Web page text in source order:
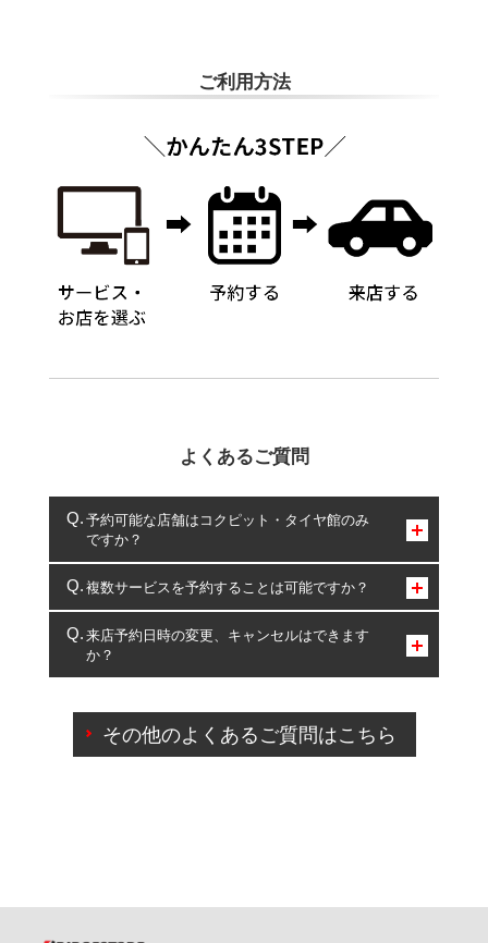
ご利用方法
よくあるご質問
予約可能な店舗はコクピット・タイヤ館のみ
ですか？
コクピット・タイヤ館のみとなります。
複数サービスを予約することは可能ですか？
複数サービスのご予約は可能です。
一部の商品・サービスの組み合わせに限り、同時にご予約が
出来ないものもございます。
来店予約日時の変更、キャンセルはできます
か？
ご来店予約日の3営業日前を過ぎている場合のご予約
の日時変更につきましては、直接ご予約の店舗まで
その他のよくあるご質問はこちら